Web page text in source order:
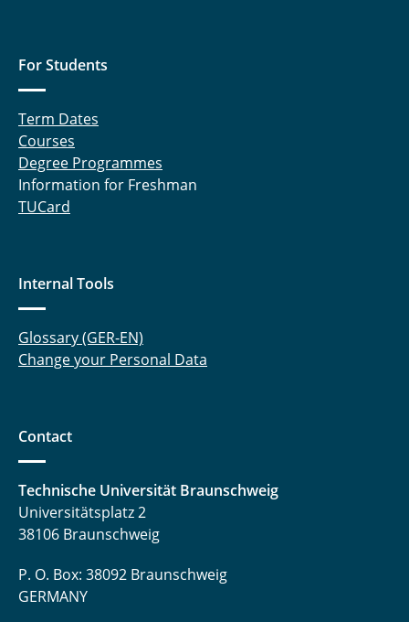
For Students
Term Dates
Courses
Degree Programmes
Information for Freshman
TUCard
Internal Tools
Glossary (GER-EN)
Change your Personal Data
Contact
Technische Universität Braunschweig
Universitätsplatz 2
38106 Braunschweig
P. O. Box: 38092 Braunschweig
GERMANY